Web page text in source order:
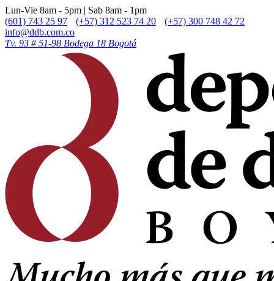
Lun-Vie 8am - 5pm | Sab 8am - 1pm
(601) 743 25 97
(+57) 312 523 74 20
(+57) 300 748 42 72
info@ddb.com.co
Tv. 93 # 51-98 Bodega 18 Bogotá